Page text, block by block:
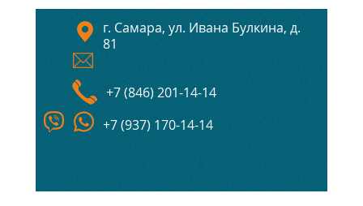
г. Самара, ул. Ивана Булкина, д.
81
+7 (846) 201-14-14
+7 (937) 170-14-14